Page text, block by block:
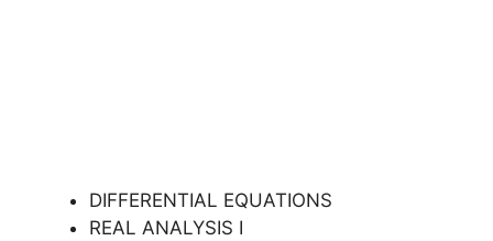
DIFFERENTIAL EQUATIONS
REAL ANALYSIS I